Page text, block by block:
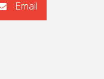
Email